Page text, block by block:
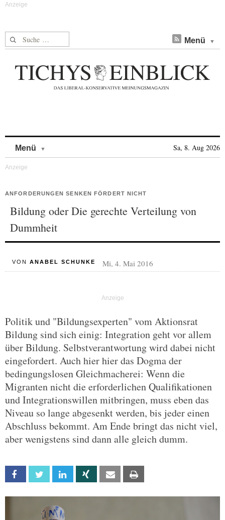
Suche nach: Menü
Menü Sa, 8. Aug 2026
ANFORDERUNGEN SENKEN FÖRDERT NICHT
Bildung oder Die gerechte Verteilung von
Dummheit
VON ANABEL SCHUNKE Mi, 4. Mai 2016
Politik und "Bildungsexperten" vom Aktionsrat
Bildung sind sich einig: Integration geht vor allem
über Bildung. Selbstverantwortung wird dabei nicht
eingefordert. Auch hier hier das Dogma der
bedingungslosen Gleichmacherei: Wenn die
Migranten nicht die erforderlichen Qualifikationen
und Integrationswillen mitbringen, muss eben das
Niveau so lange abgesenkt werden, bis jeder einen
Abschluss bekommt. Am Ende bringt das nicht viel,
aber wenigstens sind dann alle gleich dumm.
Facebook Twitter Linkedin Xing Email